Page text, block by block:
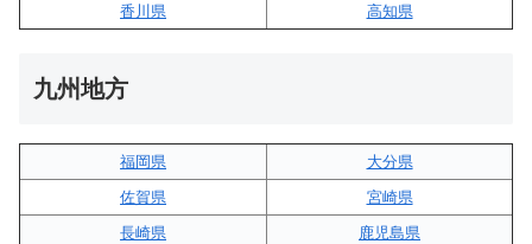
香川県
高知県
九州地方
福岡県
大分県
佐賀県
宮崎県
長崎県
鹿児島県